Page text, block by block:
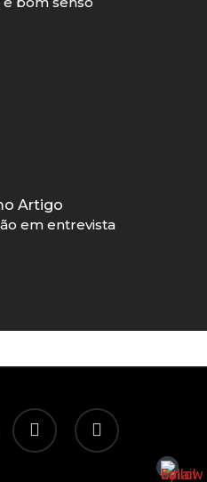
Artigo
em entrevista
linkedin email